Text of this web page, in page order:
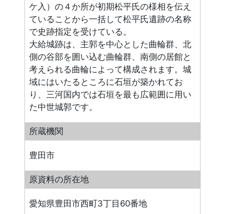
ケ入）の４か所が初期松平氏の様相を伝え
ていることから一括して松平氏遺跡の名称
で史跡指定を受けている。
大給城跡は、主郭を中心とした曲輪群、北
側の谷部を囲い込む曲輪群、南側の居館と
考えられる曲輪によって構成されます。城
域にはいたるところに石垣が築かれてお
り、三河国内では石垣を最も広範囲に用い
た中世城郭です。
所蔵機関
豊田市
原資料の所在地
愛知県豊田市西町3丁目60番地